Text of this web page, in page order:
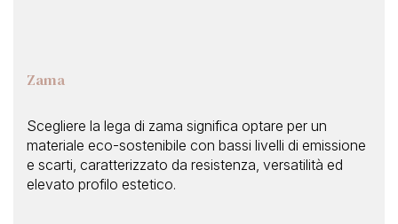
Zama
Scegliere la lega di zama significa optare per un
materiale eco-sostenibile con bassi livelli di emissione
e scarti, caratterizzato da resistenza, versatilità ed
elevato profilo estetico.